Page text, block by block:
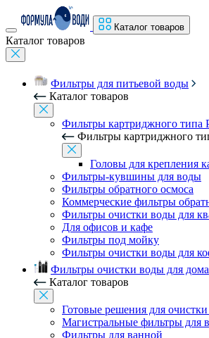
Каталог товаров
Каталог товаров
Фильтры для питьевой воды
Каталог товаров
Фильтры картриджного типа
Фильтры картриджного
Головы для крепления
Фильтры-кувшины для воды
Фильтры обратного осмоса
Коммерческие фильтры
Фильтры очистки воды для
Для офисов и кафе
Фильтры под мойку
Фильтры очистки воды для
Фильтры очистки воды для дома
Каталог товаров
Готовые решения для
Магистральные фильтры для
Фильтры для ванной